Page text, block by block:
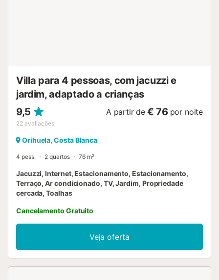
Villa para 4 pessoas, com jacuzzi e
jardim, adaptado a crianças
9,5
22 avaliações
A partir de € 76 por noite
Orihuela, Costa Blanca
4 pess. 2 quartos 76 m²
Jacuzzi, Internet, Estacionamento, Estacionamento,
Terraço, Ar condicionado, TV, Jardim, Propriedade
cercada, Toalhas
Cancelamento Gratuito
Veja oferta